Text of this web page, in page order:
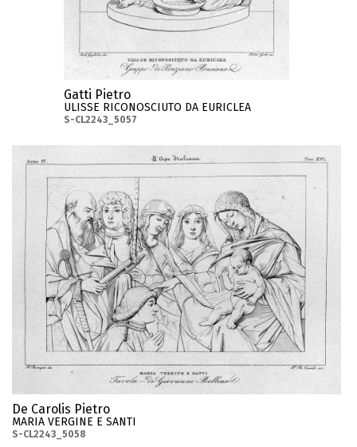
Gatti Pietro
ULISSE RICONOSCIUTO DA EURICLEA
S-CL2243_5057
De Carolis Pietro
MARIA VERGINE E SANTI
S-CL2243_5058